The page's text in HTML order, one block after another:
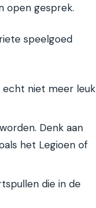
open gesprek.
speelgoed
echt niet meer leuk
Denk aan
het Legioen of
die in de